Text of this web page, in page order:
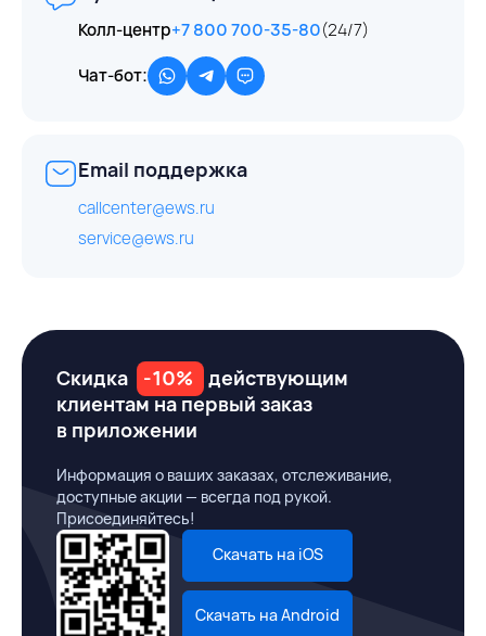
Колл-центр+7 800 700-35-80(24/7)
Чат-бот:
Email поддержка
callcenter@ews.ru
service@ews.ru
Скидка -10%
действующим
клиентам на первый заказ
в приложении
Информация о ваших заказах, отслеживание,
доступные акции — всегда под рукой.
Присоединяйтесь!
Скачать на iOS
Скачать на Android